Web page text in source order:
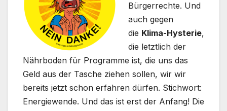
Bürgerrechte. Und
auch gegen
die Klima-Hysterie,
die letztlich der
Nährboden für Programme ist, die uns das
Geld aus der Tasche ziehen sollen, wir wir
bereits jetzt schon erfahren dürfen. Stichwort:
Energiewende. Und das ist erst der Anfang! Die